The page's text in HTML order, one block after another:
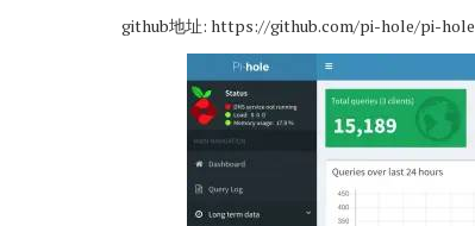
github地址: https://github.com/pi-hole/pi-hole